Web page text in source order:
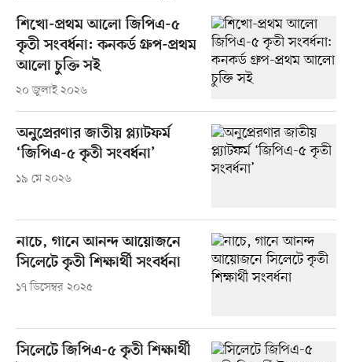
শিখো-প্রথম আলো জিপিএ-৫
কৃতী সংবর্ধনা: কনকর্ড গ্রুপ-প্রথম
আলো চুক্তি সই
২০ জুলাই ২০২৬
অনুপ্রেরণার জাতীয় প্ল্যাটফর্ম
‘জিপিএ-৫ কৃতী সংবর্ধনা’
১৯ মে ২০২৬
নাচে, গানে আনন্দ আয়োজনে
সিলেটে কৃতী শিক্ষার্থী সংবর্ধনা
১৭ ডিসেম্বর ২০২৫
সিলেটে জিপিএ-৫ কৃতী শিক্ষার্থী